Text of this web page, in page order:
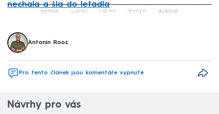
nechala a šla do letadla
Failed to fetch
nemoc zdraví astma alergie dušnost
Antonin Roos
Pro tento článek jsou komentáře vypnuté
Návrhy pro vás